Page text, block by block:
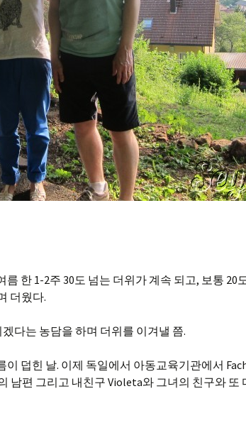
한 1-2주 30도 넘는 더위가 계속 되고, 보통 20
더웠다.
다는 농담을 하며 더위를 이겨낼 쯤.
이 덥힌 날. 이제 독일에서 아동교육기관에서
남편 그리고 내친구 Violeta와 그녀의 친구와 또